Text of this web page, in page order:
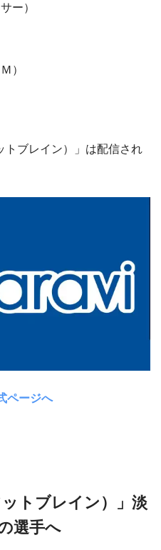
ー）
）
ブレイン）」は配信され
ページへ
ットブレイン）」淡
選手へ